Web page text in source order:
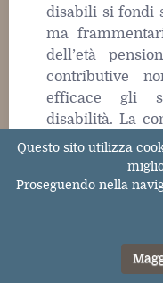
disabili si fondi
ma
dell’età
contributive
efficace gli
disabilità. La
di importo
garantisce un
contrasto con
Le criticità
possono
requisiti di
Questo sito utilizza
Proseguendo nella